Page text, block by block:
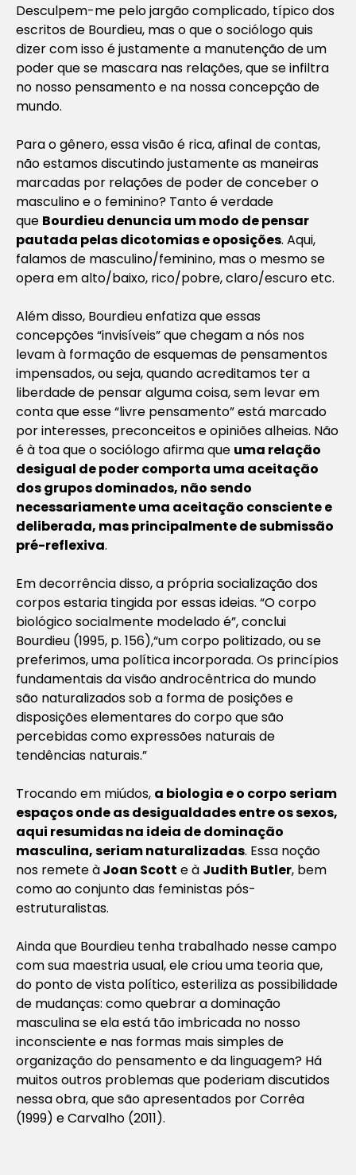
Desculpem-me pelo jargão complicado, típico dos
escritos de Bourdieu, mas o que o sociólogo quis
dizer com isso é justamente a manutenção de um
poder que se mascara nas relações, que se infiltra
no nosso pensamento e na nossa concepção de
mundo.
Para o gênero, essa visão é rica, afinal de contas,
não estamos discutindo justamente as maneiras
marcadas por relações de poder de conceber o
masculino e o feminino? Tanto é verdade
que Bourdieu denuncia um modo de pensar
pautada pelas dicotomias e oposições. Aqui,
falamos de masculino/feminino, mas o mesmo se
opera em alto/baixo, rico/pobre, claro/escuro etc.
Além disso, Bourdieu enfatiza que essas
concepções “invisíveis” que chegam a nós nos
levam à formação deesquemas de pensamentos
impensados, ou seja, quando acreditamos ter a
liberdade de pensar alguma coisa, sem levar em
conta que esse “livre pensamento” está marcado
por interesses, preconceitos e opiniões alheias. Não
é à toa que o sociólogo afirma que uma relação
desigual de poder comporta uma aceitação
dos grupos dominados, não sendo
necessariamente uma aceitação consciente e
deliberada, mas principalmente de submissão
pré-reflexiva.
Em decorrência disso, a própria socialização dos
corpos estaria tingida por essas ideias. “O corpo
biológico socialmente modelado é”, conclui
Bourdieu (1995, p. 156),“um corpo politizado, ou se
preferimos, uma política incorporada. Os princípios
fundamentais da visão androcêntrica do mundo
são naturalizados sob a forma de posições e
disposições elementares do corpo que são
percebidas como expressões naturais de
tendências naturais.”
Trocando em miúdos, a biologia e o corpo seriam
espaços onde as desigualdades entre os sexos,
aqui resumidas na ideia de dominação
masculina, seriam naturalizadas. Essa noção
nos remete àJoan Scott e à Judith Butler, bem
como ao conjunto das feministas pós-
estruturalistas.
Ainda que Bourdieu tenha trabalhado nesse campo
com sua maestria usual, ele criou uma teoria que,
do ponto de vista político, esteriliza as possibilidade
de mudanças: como quebrar a dominação
masculina se ela está tão imbricada no nosso
inconsciente e nas formas mais simples de
organização do pensamento e da linguagem? Há
muitos outros problemas que poderiam discutidos
nessa obra, que são apresentados por Corrêa
(1999) e Carvalho (2011).